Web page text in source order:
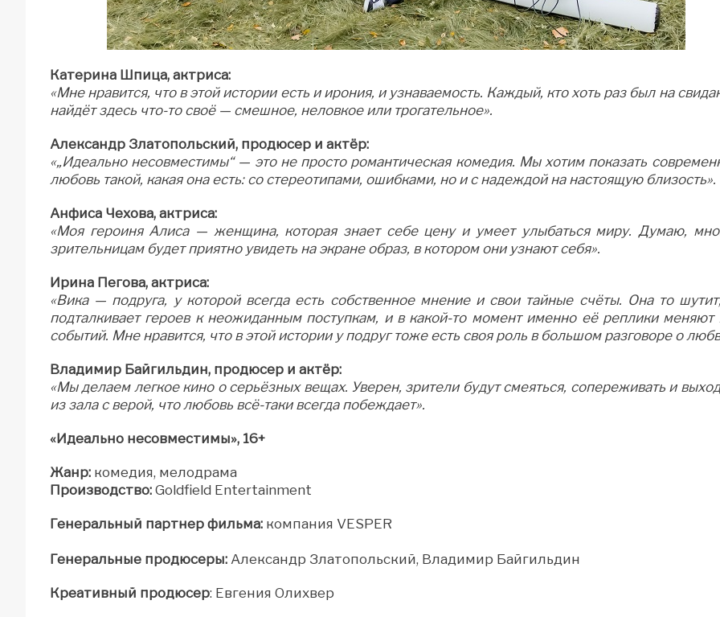
Катерина Шпица, актриса:
«Мне нравится, что в этой истории есть и ирония, и узнаваемость. Каждый, кто хоть раз был на
найдёт здесь что-то своё — смешное, неловкое или трогательное».
Александр Златопольский, продюсер и актёр:
«„Идеально несовместимы“ — это не просто романтическая комедия. Мы хотим показать
любовь такой, какая она есть: со стереотипами, ошибками, но и с надеждой на настоящую близость».
Анфиса Чехова, актриса:
«Моя героиня Алиса — женщина, которая знает себе цену и умеет улыбаться миру. Думаю,
зрительницам будет приятно увидеть на экране образ, в котором они узнают себя».
Ирина Пегова, актриса:
«Вика — подруга, у которой всегда есть собственное мнение и свои тайные счёты. Она то
подталкивает героев к неожиданным поступкам, и в какой-то момент именно её реплики меняют
событий. Мне нравится, что в этой истории у подруг тоже есть своя роль в большом разговоре о
Владимир Байгильдин, продюсер и актёр:
«Мы делаем легкое кино о серьёзных вещах. Уверен, зрители будут смеяться, сопереживать и
из зала с верой, что любовь всё-таки всегда побеждает».
«Идеально несовместимы», 16+
Жанр: комедия, мелодрама
Производство: Goldfield Entertainment
Генеральный партнер фильма: компания VESPER
Генеральные продюсеры: Александр Златопольский, Владимир Байгильдин
Креативный продюсер: Евгения Олихвер